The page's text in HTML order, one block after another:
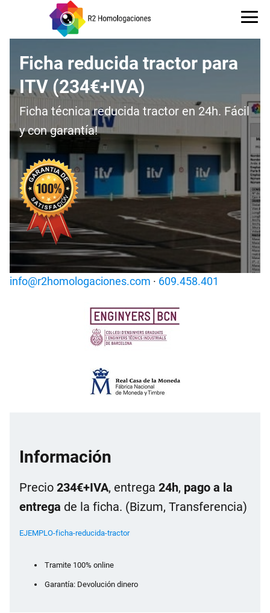
Ficha reducida tractor para
ITV (234€+IVA)
Ficha técnica reducida tractor en 24h. Fácil
y con garantía!
info@r2homologaciones.com · 609.458.401
Información
Precio 234€+IVA, entrega 24h, pago a la
entrega de la ficha. (Bizum, Transferencia)
EJEMPLO-ficha-reducida-tractor
Tramite 100% online
Garantía: Devolución dinero